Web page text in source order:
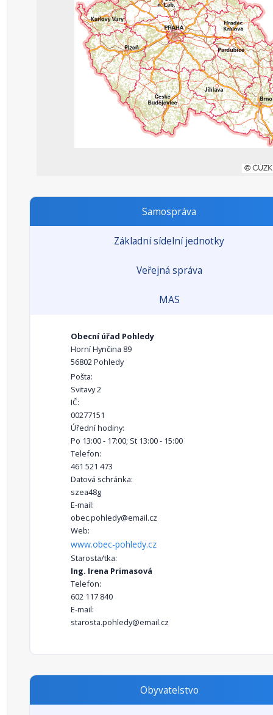
Samospráva
Základní sídelní jednotky
Veřejná správa
MAS
Obecní úřad Pohledy
Horní Hynčina 89
56802 Pohledy
Pošta:
Svitavy 2
IČ:
00277151
Úřední hodiny:
Po 13:00 - 17:00; St 13:00 - 15:00
Telefon:
461 521 473
Datová schránka:
szea48g
E-mail:
obec.pohledy@email.cz
Web:
www.obec-pohledy.cz
Starosta/tka:
Ing. Irena Primasová
Telefon:
602 117 840
E-mail:
starosta.pohledy@email.cz
Obyvatelstvo